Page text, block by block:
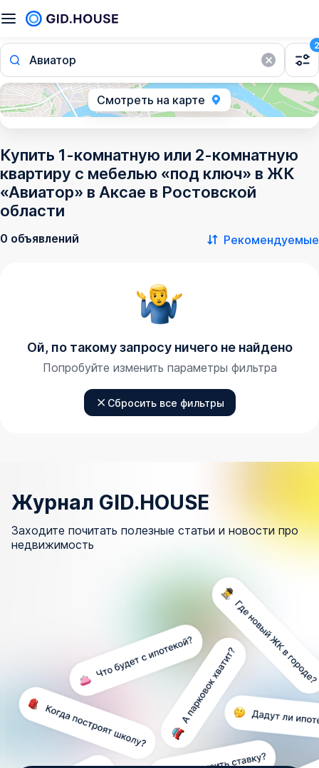
Авиатор
2
Смотреть на карте
Купить 1-комнатную или 2-комнатную
квартиру с мебелью «под ключ» в ЖК
«Авиатор» в Аксае в Ростовской
области
0 объявлений Рекомендуемые
Ой, по такому запросу ничего не найдено
Попробуйте изменить параметры фильтра
Сбросить все фильтры
Журнал GID.HOUSE
Заходите почитать полезные статьи и новости про
недвижимость